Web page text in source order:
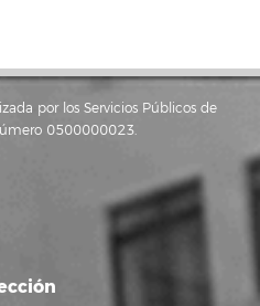
por los Servicios Públicos de
0500000023.